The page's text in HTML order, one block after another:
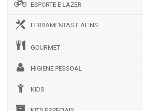
ESPORTE E LAZER
FERRAMENTAS E AFINS
GOURMET
HIGIENE PESSOAL
KIDS